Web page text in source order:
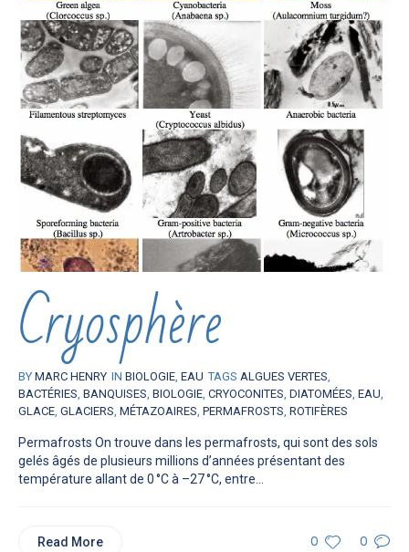
Cryosphère
BY MARC HENRY IN BIOLOGIE, EAU TAGS ALGUES VERTES,
BACTÉRIES, BANQUISES, BIOLOGIE, CRYOCONITES, DIATOMÉES, EAU,
GLACE, GLACIERS, MÉTAZOAIRES, PERMAFROSTS, ROTIFÈRES
Permafrosts On trouve dans les permafrosts, qui sont des sols
gelés âgés de plusieurs millions d’années présentant des
température allant de 0 °C à –27 °C, entre...
0 0
Read More